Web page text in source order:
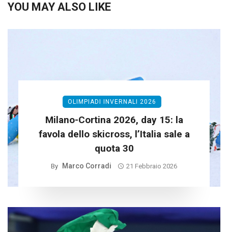
YOU MAY ALSO LIKE
OLIMPIADI INVERNALI 2026
Milano-Cortina 2026, day 15: la
favola dello skicross, l’Italia sale a
quota 30
By Marco Corradi 21 Febbraio 2026